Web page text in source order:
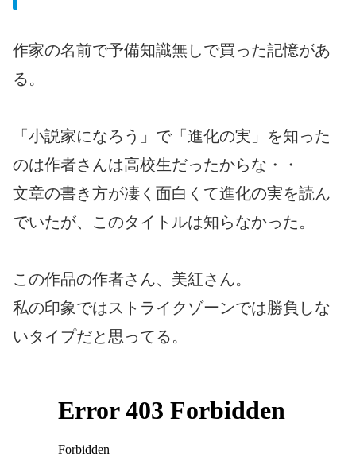
作家の名前で予備知識無しで買った記憶があ
る。
「小説家になろう」で「進化の実」を知った
のは作者さんは高校生だったからな・・
文章の書き方が凄く面白くて進化の実を読ん
でいたが、このタイトルは知らなかった。
この作品の作者さん、美紅さん。
私の印象ではストライクゾーンでは勝負しな
いタイプだと思ってる。